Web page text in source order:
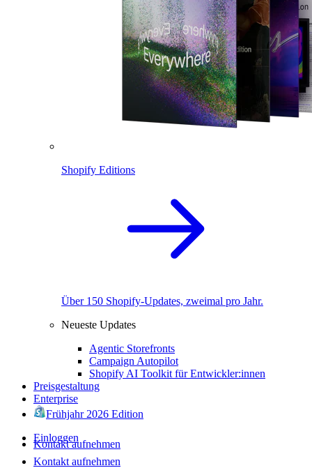
Shopify Editions
Über 150 Shopify-Updates, zweimal pro Jahr.
Neueste Updates
Agentic Storefronts
Campaign Autopilot
Shopify AI Toolkit für Entwickler:innen
Preisgestaltung
Enterprise
Frühjahr 2026 Edition
Einloggen
Kontakt aufnehmen
Kontakt aufnehmen